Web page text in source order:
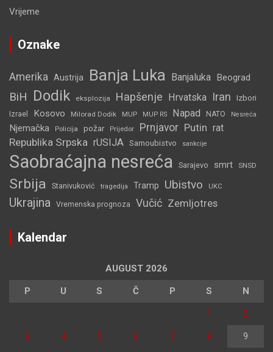
Vrijeme
Oznake
Amerika Austrija Banja Luka Banjaluka Beograd
BiH Dodik eksplozija Hapšenje Hrvatska Iran Izbori
Izrael Kosovo Milorad Dodik MUP MUP RS Napad NATO Nesreća
Njemačka Policija požar Prijedor Prnjavor Putin rat
Republika Srpska rUSIJA Samoubistvo sankcije
Saobraćajna nesreća Sarajevo smrt SNSD
Srbija Stanivuković tragedija Tramp Ubistvo UKC
Ukrajina Vremenska prognoza Vučić Zemljotres
Kalendar
AUGUST 2026
P U S Č P S N
1 2
3 4 5 6 7 8 9